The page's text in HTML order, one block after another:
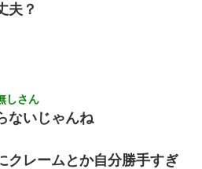
夫？
しさん
ないじゃんね
クレームとか自分勝手すぎ